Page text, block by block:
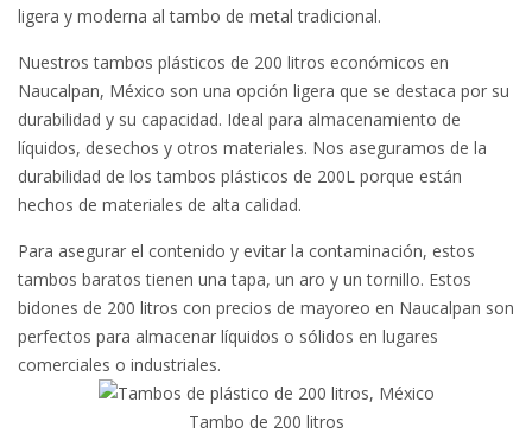
ligera y moderna al tambo de metal tradicional.
Nuestros tambos plásticos de 200 litros económicos en
Naucalpan, México son una opción ligera que se destaca por su
durabilidad y su capacidad. Ideal para almacenamiento de
líquidos, desechos y otros materiales. Nos aseguramos de la
durabilidad de los tambos plásticos de 200L porque están
hechos de materiales de alta calidad.
Para asegurar el contenido y evitar la contaminación, estos
tambos baratos tienen una tapa, un aro y un tornillo. Estos
bidones de 200 litros con precios de mayoreo en Naucalpan son
perfectos para almacenar líquidos o sólidos en lugares
comerciales o industriales.
Tambo de 200 litros